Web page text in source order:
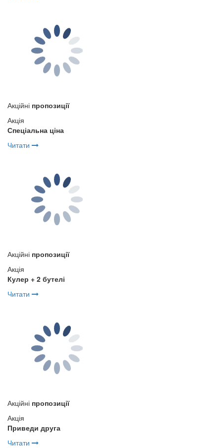
Акційні пропозиції
Акція
Спеціальна ціна
Читати
Акційні пропозиції
Акція
Кулер + 2 бутелі
Читати
Акційні пропозиції
Акція
Приведи друга
Читати